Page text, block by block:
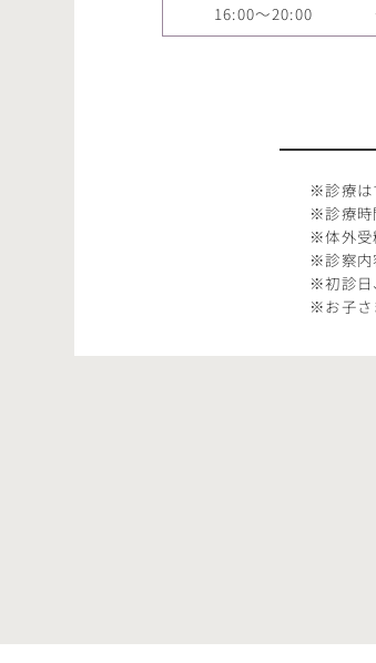
16:00～20:00
※診療は
※診療時
※体外受
※診察内
※初診日
※お子さ